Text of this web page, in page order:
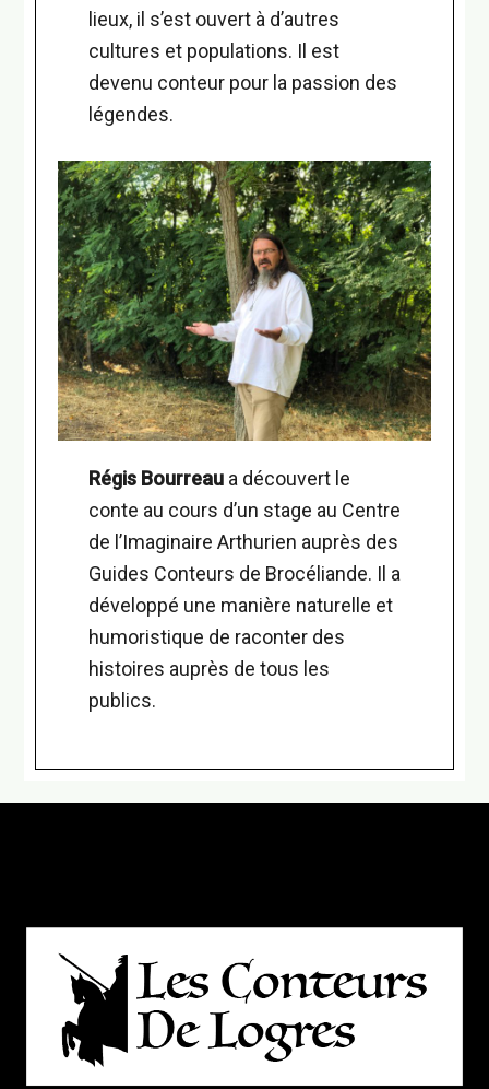
lieux, il s’est ouvert à d’autres
cultures et populations. Il est
devenu conteur pour la passion des
légendes.
Régis Bourreaua découvert le
conte au cours d’un stage au Centre
de l’Imaginaire Arthurien auprès des
Guides Conteurs de Brocéliande. Il a
développé une manière naturelle et
humoristique de raconter des
histoires auprès de tous les
publics.
Footer